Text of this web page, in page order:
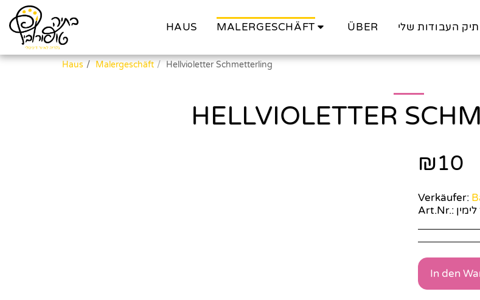
HAUS MALERGESCHÄFT ÜBER תיק העבודות שלי
Haus Malergeschäft Hellvioletter Schmetterling
HELLVIOLETTER
₪10
Verkäufer:
Art.Nr.:
In den